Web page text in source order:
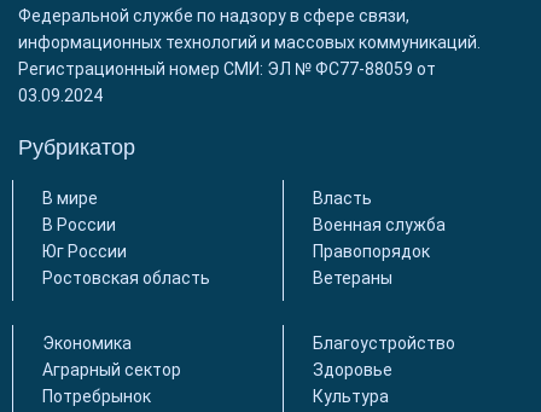
Федеральной службе по надзору в сфере связи,
информационных технологий и массовых коммуникаций.
Регистрационный номер СМИ: ЭЛ № ФС77-88059 от
03.09.2024
Рубрикатор
В мире
В России
Юг России
Ростовская область
Власть
Военная служба
Правопорядок
Ветераны
Экономика
Аграрный сектор
Потребрынок
Благоустройство
Здоровье
Культура